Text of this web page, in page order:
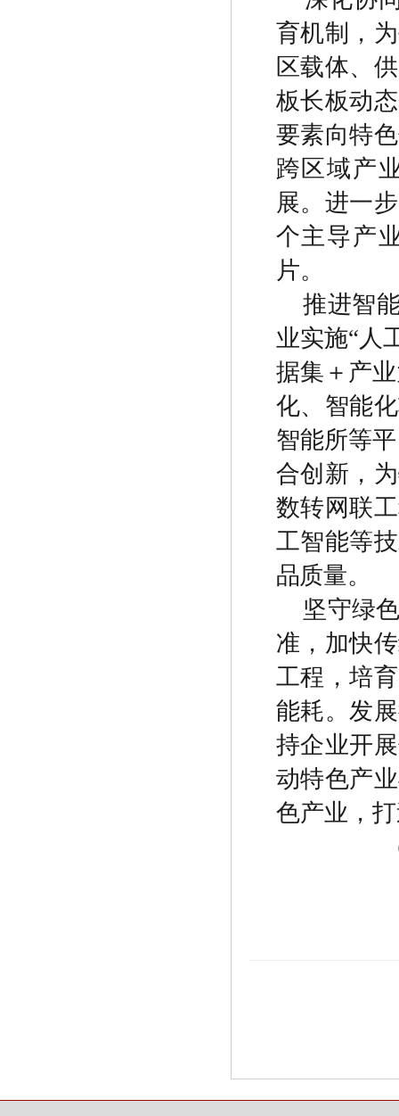
育机制，
区载体、
板长板动
要素向特
跨区域产
展。进一
个主导产
片。
推进智
业实施“人
据集＋产
化、智能
智能所等
合创新，
数转网联
工智能等
品质量。
坚守绿
准，加快
工程，培
能耗。发
持企业开
动特色产
色产业，